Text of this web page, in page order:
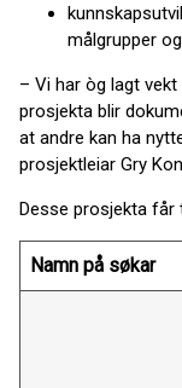
målgrupper
– Vi har òg lagt
prosjekta blir
at andre kan ha
prosjektleiar Gry
Desse prosjekta får
Namn på søkar